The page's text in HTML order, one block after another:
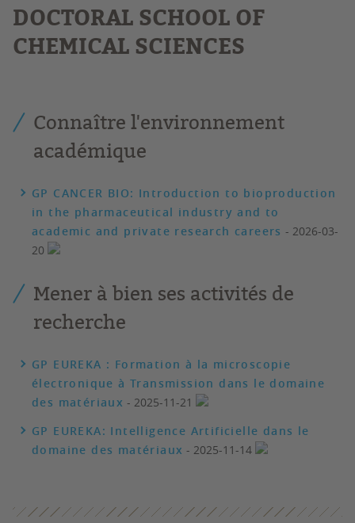
DOCTORAL SCHOOL OF
CHEMICAL SCIENCES
Connaître l'environnement
académique
GP CANCER BIO: Introduction to bioproduction
in the pharmaceutical industry and to
academic and private research careers - 2026-03-
20
Mener à bien ses activités de
recherche
GP EUREKA : Formation à la microscopie
électronique à Transmission dans le domaine
des matériaux - 2025-11-21
GP EUREKA: Intelligence Artificielle dans le
domaine des matériaux - 2025-11-14